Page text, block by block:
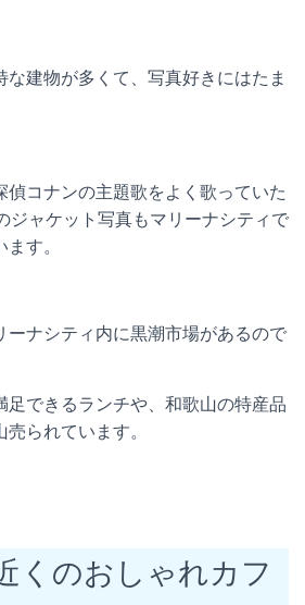
な建物が多くて、写真好きにはたま
偵コナンの主題歌をよく歌っていた
ジャケット写真もマリーナシティで
す。
ーナシティ内に黒潮市場があるので
足できるランチや、和歌山の特産品
られています。
くのおしゃれカフ